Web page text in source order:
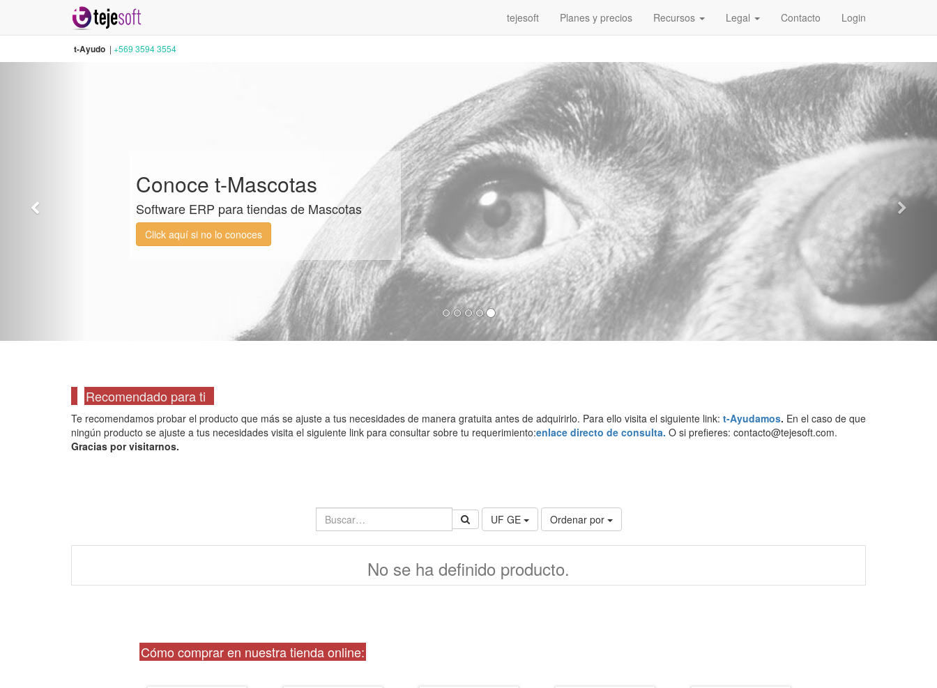
tejesoft Planes y precios Recursos Legal Contacto Login
t-Ayudo | +569 3594 3554
Contáctenos
Recomendado para ti
Te recomendamos probar el producto que más se ajuste a tus necesidades de manera gratuita antes de adquirirlo. Para ello visita el siguiente link: t-Ayudamos. En el caso de que
ningún producto se ajuste a tus necesidades visita el siguiente link para consultar sobre tu requerimiento:enlace directo de consulta. O si prefieres: contacto@tejesoft.com.
Gracias por visitarnos.
UF GE Ordenar por
No se ha definido producto.
Cómo comprar en nuestra tienda online: